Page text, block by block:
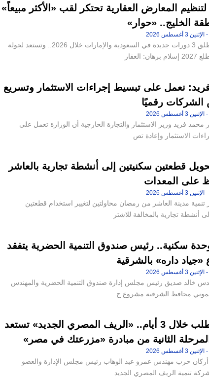
لتنظيم المعارض العقارية تحتكر لقب «الأكثر مبيعاً»
الخليج.. «حوار»
الشركة تطلق 3 دورات جديدة في السعودية والإمارات خلال 2026.. وتستعد لجولة
العقار
نعمل على تبسيط إجراءات الاستثمار وتسريع
رقميًا
محمد فريد وزير الاستثمار والتجارة الخارجية أن الوزارة تعمل على
الاستثمار وإعادة تص
قطعتين سكنيتين إلى أنشطة تجارية بالعاشر
على المعدات
تنمية مدينة العاشر من رمضان محاولتين لتغيير استخدام قطعتين
أنشطة تجارية بالمخالفة للاشتر
وحدة سكنية.. رئيس صندوق التنمية الحضرية يتفقد
داره» بالشرقية
خالد صديق رئيس مجلس إدارة صندوق التنمية الحضرية والمهندس
محافظ الشرقية مشروع ج
4500 طلب خلال 3 أيام.. «الريف المصري الجديد» تستعد
الثانية من مبادرة «مزرعتك في مصر»
أركان حرب مهندس عمرو عبد الوهاب رئيس مجلس الإدارة والعضو
تنمية الريف المصري الجديد
42 فدانا من أرض جاردن
«ملاذ
«عاصم الجزار» و«محمد عصام» خارج
التشكيل الجديد لمجلس إدارة شركة سيتي إيدج